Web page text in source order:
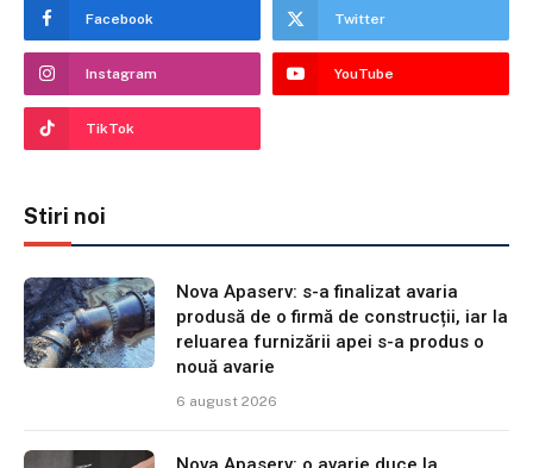
Facebook Twitter
Instagram YouTube
TikTok
Stiri noi
Nova Apaserv: s-a finalizat avaria
produsă de o firmă de construcții, iar la
reluarea furnizării apei s-a produs o
nouă avarie
6 august 2026